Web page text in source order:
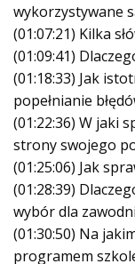
wykorzystywane
(01:07:21) Kilka
(01:09:41)
(01:18:33) Jak
popełnianie
(01:22:36) W jaki
strony swojego
(01:25:06) Jak
(01:28:39)
wybór dla
(01:30:50) Na
programem